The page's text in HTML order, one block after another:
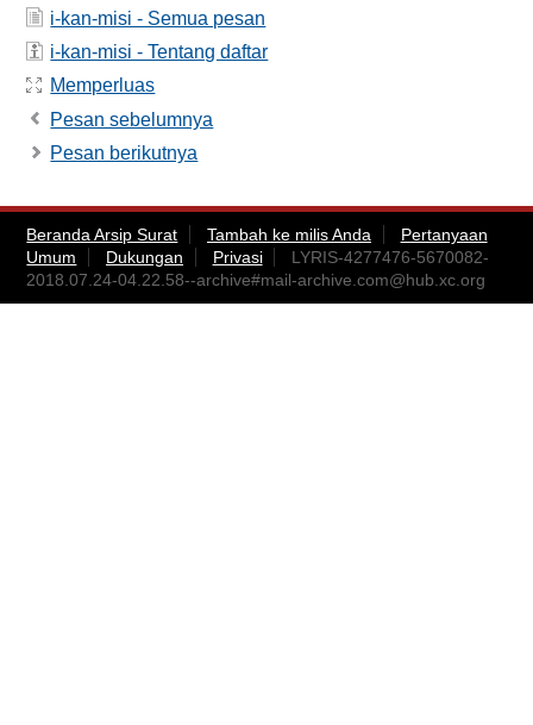
i-kan-misi - Semua pesan
i-kan-misi - Tentang daftar
Memperluas
Pesan sebelumnya
Pesan berikutnya
Beranda Arsip Surat Tambah ke milis Anda
Pertanyaan
Umum
Dukungan Privasi
LYRIS-4277476-5670082-
2018.07.24-04.22.58--archive#mail-archive.com@hub.xc.org